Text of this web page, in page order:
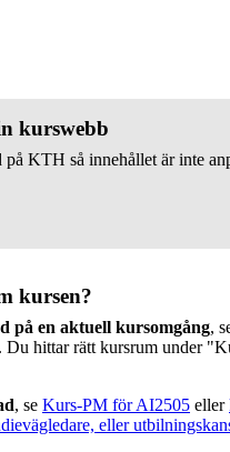
kurswebb
KTH så innehållet är inte
kursen?
på en aktuell kursomgång,
Du hittar rätt kursrum under
, se Kurs-PM för AI2505 eller
eller